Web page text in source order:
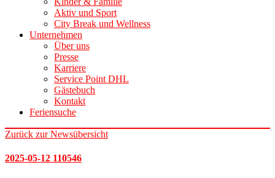
Aktiv und Sport
City Break und Wellness
Unternehmen
Über uns
Presse
Karriere
Service Point DHL
Gästebuch
Kontakt
Feriensuche
Zurück zur Newsübersicht
2025-05-12 110546